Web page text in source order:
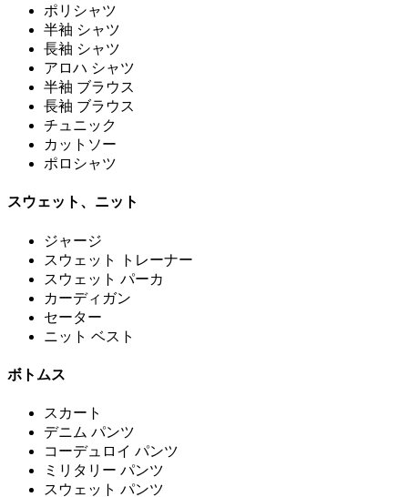
ポリシャツ
半袖 シャツ
長袖 シャツ
アロハ シャツ
半袖 ブラウス
長袖 ブラウス
チュニック
カットソー
ポロシャツ
スウェット、ニット
ジャージ
スウェット トレーナー
スウェット パーカ
カーディガン
セーター
ニット ベスト
ボトムス
スカート
デニム パンツ
コーデュロイ パンツ
ミリタリー パンツ
スウェット パンツ